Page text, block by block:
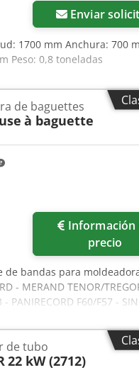
Enviar
1700 mm Anchura: 700
Peso: 0,8 toneladas
de baguettes
à baguette
precio
de bandas para
- MERAND TENOR/
- PANIRECORD F60/F57 -
para una
- Banda de
de tubo
22 kW (2712)